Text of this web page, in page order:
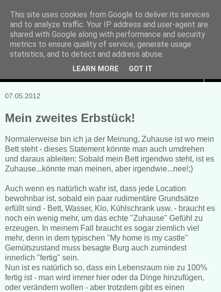
Manuela Sonntag
Bücher, Blogs & mehr
07.05.2012
Mein zweites Erbstück!
Normalerweise bin ich ja der Meinung, Zuhause ist wo mein
Bett steht - dieses Statement könnte man auch umdrehen
und daraus ableiten: Sobald mein Bett irgendwo steht, ist es
Zuhause...könnte man meinen, aber irgendwie...nee!;)
Auch wenn es natürlich wahr ist, dass jede Location
bewohnbar ist, sobald ein paar rudimentäre Grundsätze
erfüllt sind - Bett, Wasser, Klo, Kühlschrank usw. - braucht es
noch ein wenig mehr, um das echte "Zuhause" Gefühl zu
erzeugen. In meinem Fall braucht es sogar ziemlich viel
mehr, denn in dem typischen "My home is my castle"
Gemütszustand muss besagte Burg auch zumindest
innerlich "fertig" sein.
Nun ist es natürlich so, dass ein Lebensraum nie zu 100%
fertig ist - man wird immer hier oder da Dinge hinzufügen,
oder verändern wollen - aber trotzdem gibt es einen
This site uses cookies from Google to deliver its services
and to analyze traffic. Your IP address and user-agent are
shared with Google along with performance and security
metrics to ensure quality of service, generate usage
statistics, and to detect and address abuse.
LEARN MORE GOT IT